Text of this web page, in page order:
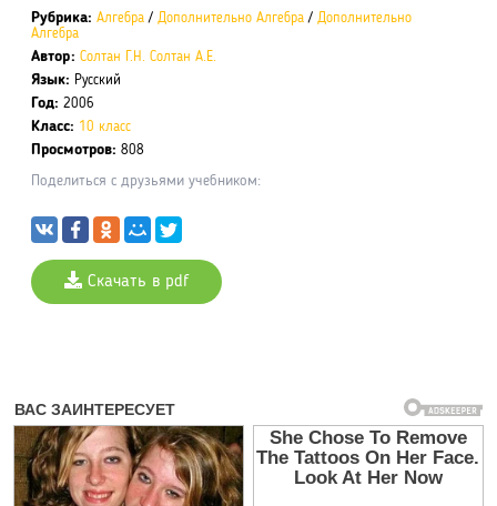
Рубрика: Алгебра / Дополнительно Алгебра / Дополнительно
Алгебра
Автор: Солтан Г.Н. Солтан А.Е.
Язык: Русский
Год: 2006
Класс: 10 класс
Просмотров: 808
Поделиться с друзьями учебником:
Скачать в pdf